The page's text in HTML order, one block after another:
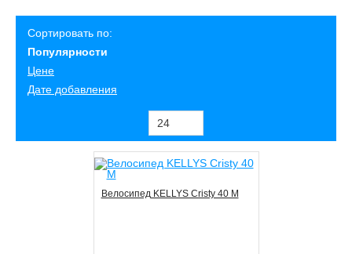
Сортировать по:
Популярности
Цене
Дате добавления
Велосипед KELLYS Cristy 40 M